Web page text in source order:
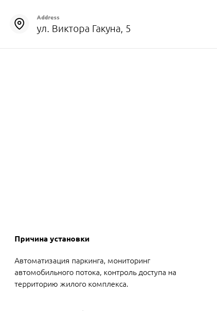
Причина установки
Автоматизация паркинга, мониторинг
автомобильного потока, контроль доступа на
территорию жилого комплекса.
Address
ул. Виктора Гакуна, 5